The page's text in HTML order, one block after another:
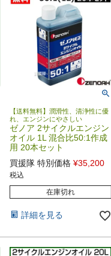
【送料無料】潤滑性、清浄性に優
れ、エンジンにやさしい
ゼノア 2サイクルエンジン
オイル 1L 混合比50:1作成
用 20本セット
買援隊 特別価格 ¥35,200
税込
在庫切れ
詳細を見る